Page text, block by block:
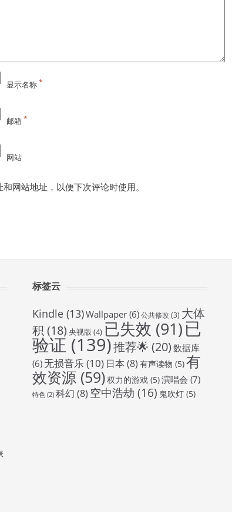
显示名称*
邮箱*
网站
网站地址，以便下次评论时使用。
标签云
Kindle (13)Wallpaper (6)公共修改 (3) 大体
积 (18) 央视版 (4) 已失效 (91)已
验证 (139)推荐🌟 (20) 数据库
(6) 无损音乐(10) 日本 (8) 有声读物 (5)有
效资源 (59)权力的游戏 (5)演唱会 (7)
特色 (2) 科幻 (8) 空中浩劫 (16) 鬼吹灯 (5)